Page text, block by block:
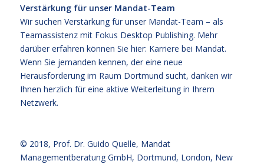
Verstärkung für unser Mandat-Team
Wir suchen Verstärkung für unser Mandat-Team – als
Teamassistenz mit Fokus Desktop Publishing. Mehr
darüber erfahren können Sie hier: Karriere bei Mandat.
Wenn Sie jemanden kennen, der eine neue
Herausforderung im Raum Dortmund sucht, danken wir
Ihnen herzlich für eine aktive Weiterleitung in Ihrem
Netzwerk.
© 2018, Prof. Dr. Guido Quelle, Mandat
Managementberatung GmbH, Dortmund, London, New